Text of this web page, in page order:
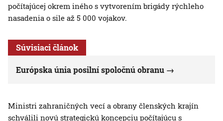
počítajúcej okrem iného s vytvorením brigády rýchleho
nasadenia o sile až 5 000 vojakov.
Súvisiaci článok
Európska únia posilní spoločnú obranu
Ministri zahraničných vecí a obrany členských krajín
schválili novú strategickú koncepciu počítajúcu s